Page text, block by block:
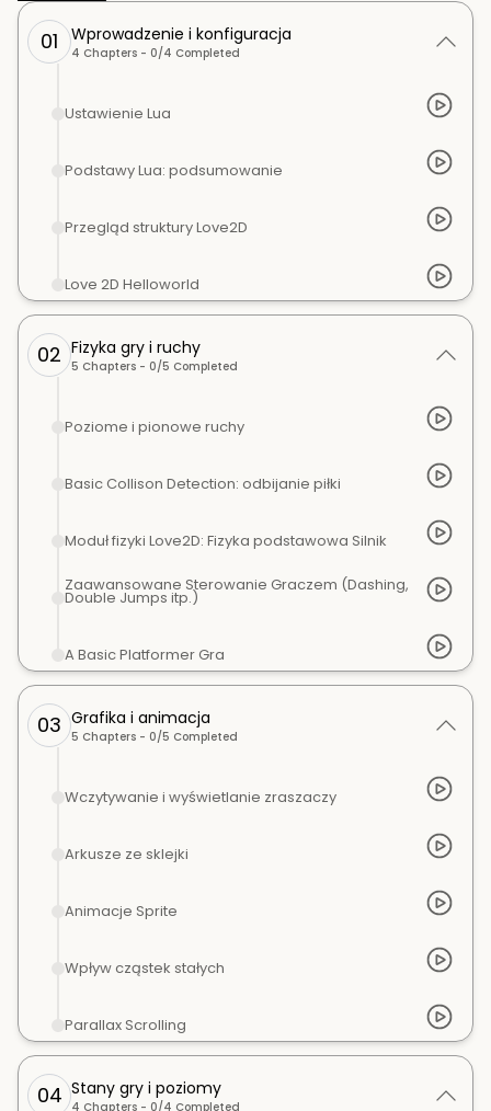
01 Wprowadzenie i konfiguracja
4 Chapters - 0/4 Completed
Ustawienie Lua
Podstawy Lua: podsumowanie
Przegląd struktury Love2D
Love 2D Helloworld
02 Fizyka gry i ruchy
5 Chapters - 0/5 Completed
Poziome i pionowe ruchy
Basic Collison Detection: odbijanie piłki
Moduł fizyki Love2D: Fizyka podstawowa Silnik
Zaawansowane Sterowanie Graczem (Dashing,
Double Jumps itp.)
A Basic Platformer Gra
03 Grafika i animacja
5 Chapters - 0/5 Completed
Wczytywanie i wyświetlanie zraszaczy
Arkusze ze sklejki
Animacje Sprite
Wpływ cząstek stałych
Parallax Scrolling
04 Stany gry i poziomy
4 Chapters - 0/4 Completed